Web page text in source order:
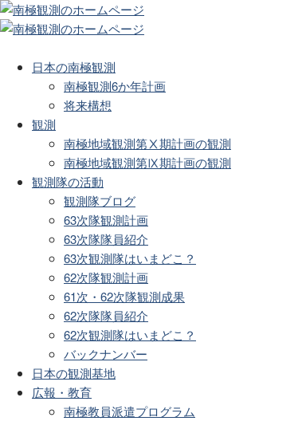
日本の南極観測
南極観測6か年計画
将来構想
観測
南極地域観測第Ⅹ期計画の観測
南極地域観測第Ⅸ期計画の観測
観測隊の活動
観測隊ブログ
63次隊観測計画
63次隊隊員紹介
63次観測隊はいまどこ？
62次隊観測計画
61次・62次隊観測成果
62次隊隊員紹介
62次観測隊はいまどこ？
バックナンバー
日本の観測基地
広報・教育
南極教員派遣プログラム